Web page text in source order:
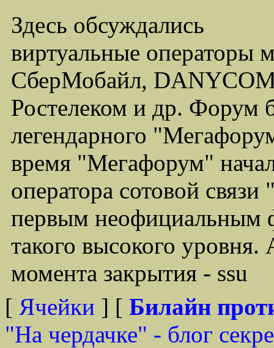
Здесь обсуждались
виртуальные операторы
СберМобайл,
Ростелеком и др. Форум
легендарного
время "Мегафорум"
оператора сотовой
первым неофициальным
такого высокого
момента закрытия - ssu
[ Ячейки ] [ Билайн
"На чердачке" - блог